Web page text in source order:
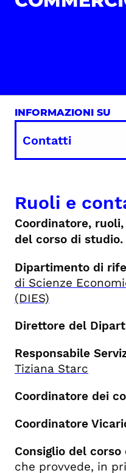
INFORMAZIONI SU
Ruoli e
Coordinatore,
del corso di studio.
Dipartimento di
di Scienze
(DIES)
Direttore del
Responsabile
Tiziana Starc
Coordinatore dei
Coordinatore
Consiglio del
che provvede, in